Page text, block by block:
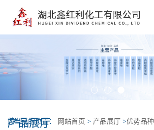
产品展厅
您当前的位置： 网站首页 > 产品展厅 >优势品种